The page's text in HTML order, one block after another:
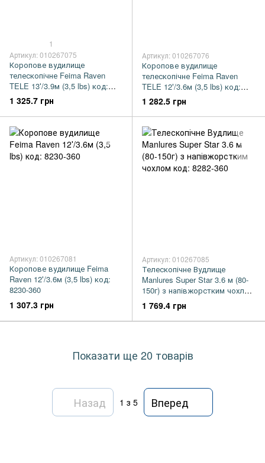
1
Артикул: 010267075
Коропове вудилище
телескопічне Feima Raven
TELE 13′/3.9м (3,5 lbs) код:
8210-390
1 325.7 грн
Артикул: 010267076
Коропове вудилище
телескопічне Feima Raven
TELE 12′/3.6м (3,5 lbs) код:
8210-360
1 282.5 грн
Артикул: 010267081
Коропове вудилище Feima
Raven 12′/3.6м (3,5 lbs) код:
8230-360
1 307.3 грн
Артикул: 010267085
Телескопічне Вудлище
Manlures Super Star 3.6 м (80-
150г) з напівжорстким чохлом
код: 8282-360
1 769.4 грн
Показати ще 20 товарів
Назад 1 з 5 Вперед